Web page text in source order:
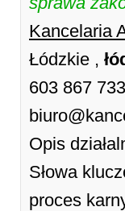
Kancelaria
Łódzkie ,
603 867
Opis
Słowa
proces